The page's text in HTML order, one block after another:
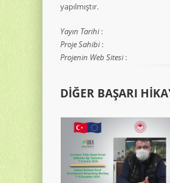
yapılmıştır.
Yayın Tarihi:
Proje Sahibi:
Projenin Web Sitesi:
DIĞER BAŞARI